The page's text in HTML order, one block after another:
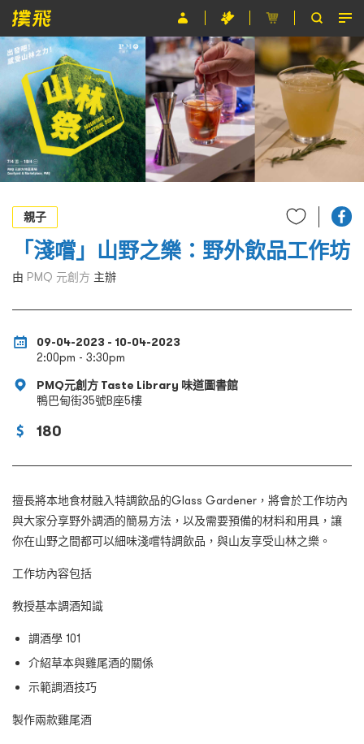
節目
主辦單位
關於撲飛
條款及細則
EN
親子
「淺嚐」山野之樂：野外飲品工作坊
由 PMQ 元創方 主辦
09-04-2023 - 10-04-2023
2:00pm - 3:30pm
PMQ元創方 Taste Library 味道圖書館
鴨巴甸街35號B座5樓
180
擅長將本地食材融入特調飲品的Glass Gardener，將會於工作坊內
與大家分享野外調酒的簡易方法，以及需要預備的材料和用具，讓
你在山野之間都可以細味淺嚐特調飲品，與山友享受山林之樂。
工作坊內容包括
教授基本調酒知識
調酒學 101
介紹草本與雞尾酒的關係
示範調酒技巧
製作兩款雞尾酒